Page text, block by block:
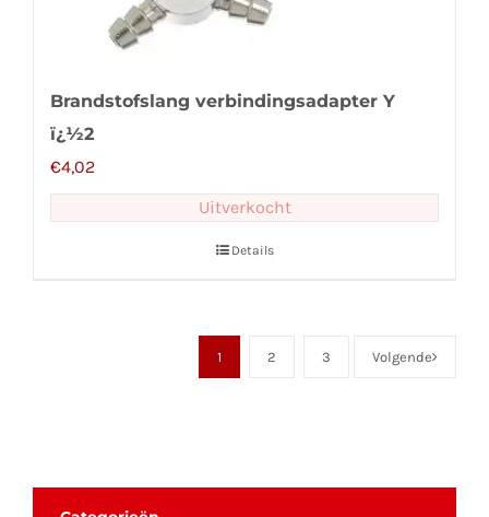
Brandstofslang verbindingsadapter Y
ï¿½2
€4,02
Uitverkocht
Details
1 2 3 Volgende